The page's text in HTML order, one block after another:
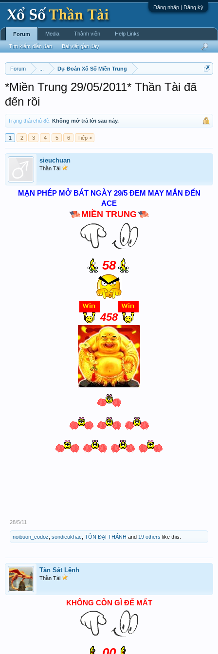
Đăng nhập | Đăng ký
Forum Dự Đoán Xổ Số Miền Trung
*Miền Trung 29/05/2011* Thần Tài đã
đến rồi
Trạng thái chủ đề: Không mở trả lời sau này.
1 2 3 4 5 6 Tiếp >
sieuchuan
Thần Tài
MẠN PHÉP MỞ BÁT NGÀY 29/5 ĐEM MAY MẮN ĐẾN
ACE
MIỀN TRUNG
58
458
28/5/11
noibuon_codoz sondieukhac TÔN ĐẠI THÁNH and 19 others like this.
Tàn Sát Lệnh
Thần Tài
KHÔNG CÒN GÌ ĐỂ MẤT
Forum
Tìm kiếm diễn đàn Bài viết gần đây
Media Thành viên Help Links